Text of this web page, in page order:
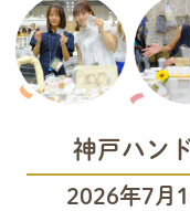
神戸ハン
2026年7月